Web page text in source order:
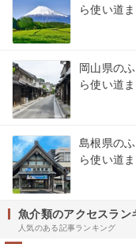
ら使い道
岡山県の
ら使い道
島根県の
ら使い道
魚介類のアクセスラン
人気のある記事ランキング